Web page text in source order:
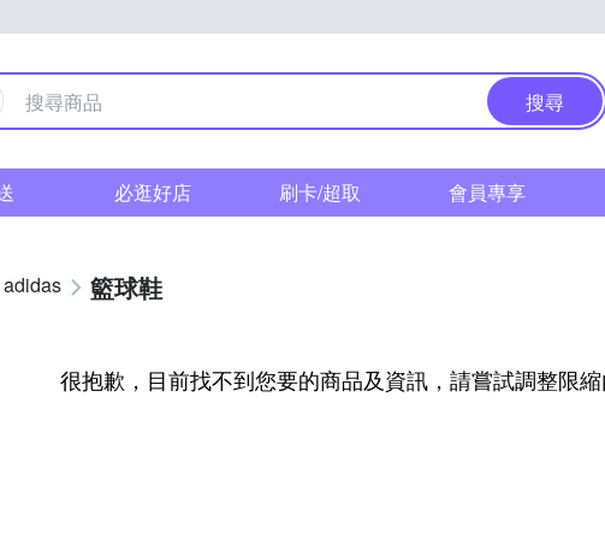
搜尋
必逛好店 刷卡/超取 會員專享
adidas 籃球鞋
很抱歉，目前找不到您要的商品及資訊，請嘗試調整限